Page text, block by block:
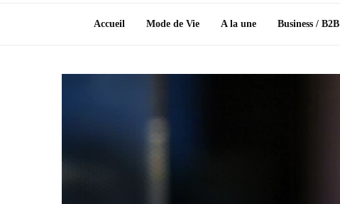
Accueil Mode de Vie A la une Business / B2B